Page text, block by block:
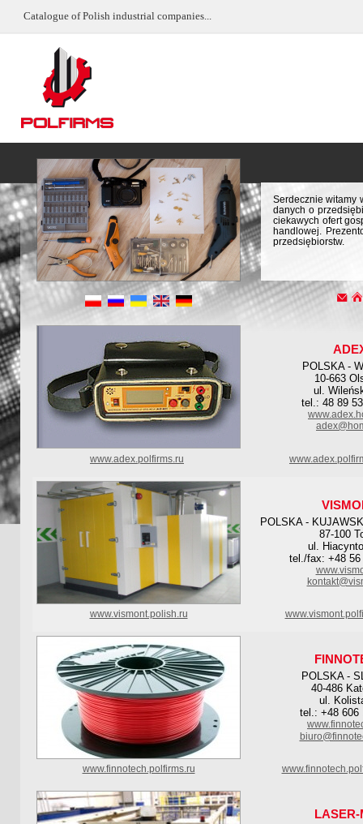
Catalogue of Polish industrial companies...
Serdecznie witamy
danych o
ciekawych ofert
handlowej.
przedsiębiorstw.
POLSKA -
10-663
ul.
tel.: 48 89
www.adex.polfirms.ru
POLSKA -
87-100
ul.
tel./fax: +48 56
www.vismont.polish.ru
POLSKA -
40-486
ul.
tel.: +48 606
www.finnotech.polfirms.ru
LASER-